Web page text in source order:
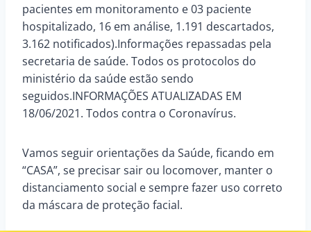
pacientes em monitoramento e 03 paciente
hospitalizado, 16 em análise, 1.191 descartados,
3.162 notificados).Informações repassadas pela
secretaria de saúde. Todos os protocolos do
ministério da saúde estão sendo
seguidos.INFORMAÇÕES ATUALIZADAS EM
18/06/2021. Todos contra o Coronavírus.
Vamos seguir orientações da Saúde, ficando em
“CASA”, se precisar sair ou locomover, manter o
distanciamento social e sempre fazer uso correto
da máscara de proteção facial.